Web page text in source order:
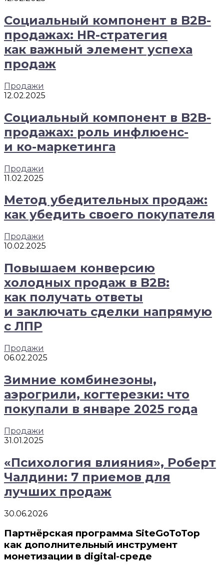
Социальный компонент в B2B-
продажах: HR-стратегия
как важный элемент успеха
продаж
Продажи
12.02.2025
Социальный компонент в B2B-
продажах: роль инфлюенс-
и ко-маркетинга
Продажи
11.02.2025
Метод убедительных продаж:
как убедить своего покупателя
Продажи
10.02.2025
Повышаем конверсию
холодных продаж в B2B:
как получать ответы
и заключать сделки напрямую
с ЛПР
Продажи
06.02.2025
Зимние комбинезоны,
аэрогрили, когтерезки: что
покупали в январе 2025 года
Продажи
31.01.2025
«Психология влияния», Роберт
Чалдини: 7 приемов для
лучших продаж
30.06.2026
Партнёрская программа SiteGoToTop
как дополнительный инструмент
монетизации в digital-среде